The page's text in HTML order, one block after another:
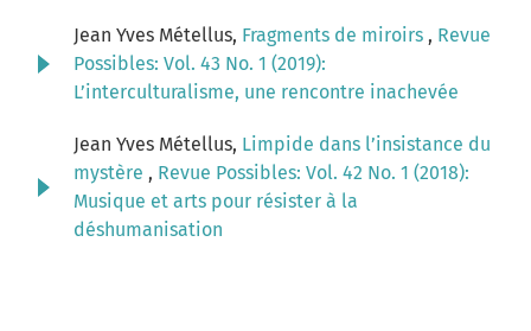
Jean Yves Métellus, Fragments de miroirs , Revue
Possibles: Vol. 43 No. 1 (2019):
L’interculturalisme, une rencontre inachevée
Jean Yves Métellus, Limpide dans l’insistance du
mystère , Revue Possibles: Vol. 42 No. 1 (2018):
Musique et arts pour résister à la
déshumanisation